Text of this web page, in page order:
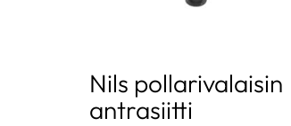
Nils pollarivalaisin
antrasiitti